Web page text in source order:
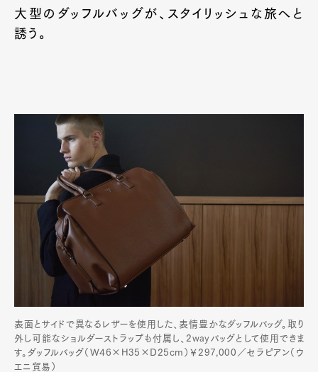
大型のダッフルバッグが、スタイリッシュな旅へと
誘う。
表面とサイドで異なるレザーを使用した、表情豊かなダッフルバッグ。取り
外し可能なショルダーストラップも付属し、2wayバッグとして使用できま
す。ダッフルバッグ（W46×H35×D25cm）￥297,000／セラピアン（ウ
エニ貿易）